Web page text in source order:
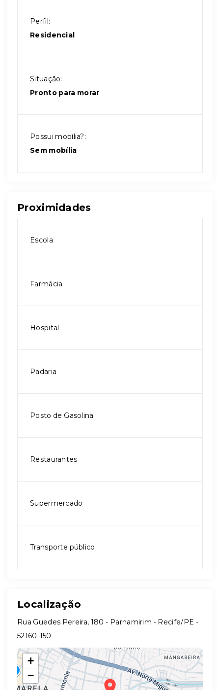
Perfil:
Residencial
Situação:
Pronto para morar
Possui mobília?:
Sem mobília
Proximidades
Escola
Farmácia
Hospital
Padaria
Posto de Gasolina
Restaurantes
Supermercado
Transporte público
Localização
Rua Guedes Pereira, 180 - Parnamirim - Recife/PE -
52160-150
+
−